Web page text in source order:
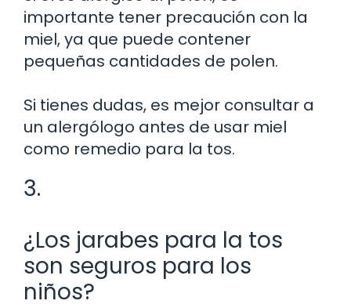
importante tener precaución con la
miel, ya que puede contener
pequeñas cantidades de polen.
Si tienes dudas, es mejor consultar a
un alergólogo antes de usar miel
como remedio para la tos.
3.
¿Los jarabes para la tos
son seguros para los
niños?